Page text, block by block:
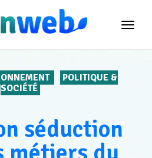
POLITIQUE &
SOCIÉTÉ
séduction